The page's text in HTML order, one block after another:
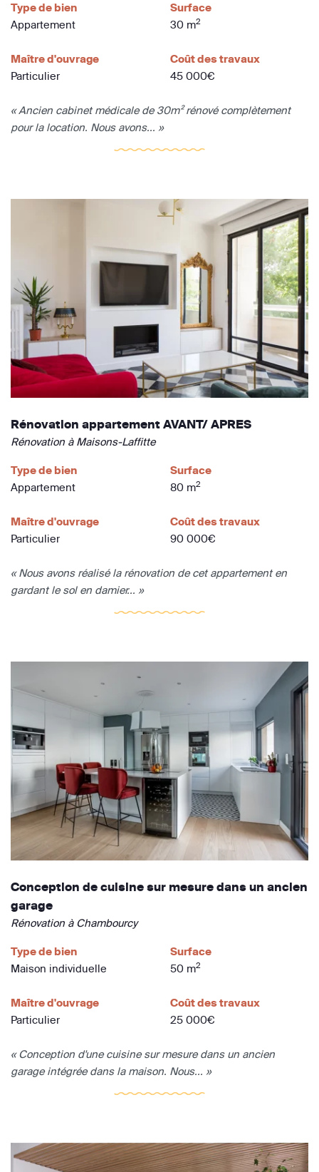
Type de bien
Appartement
Surface
30 m2
Maître d'ouvrage
Particulier
Coût des travaux
45 000€
« Ancien cabinet médicale de 30m² rénové complètement
pour la location. Nous avons... »
Rénovation appartement AVANT/ APRES
Rénovation à Maisons-Laffitte
Type de bien
Appartement
Surface
80 m2
Maître d'ouvrage
Particulier
Coût des travaux
90 000€
« Nous avons réalisé la rénovation de cet appartement en
gardant le sol en damier... »
Conception de cuisine sur mesure dans un ancien
garage
Rénovation à Chambourcy
Type de bien
Maison individuelle
Surface
50 m2
Maître d'ouvrage
Particulier
Coût des travaux
25 000€
« Conception d'une cuisine sur mesure dans un ancien
garage intégrée dans la maison. Nous... »